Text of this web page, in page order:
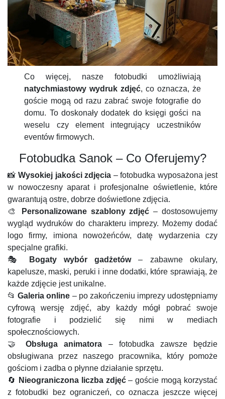
Co więcej, nasze fotobudki umożliwiają
natychmiastowy wydruk zdjęć, co oznacza, że
goście mogą od razu zabrać swoje fotografie do
domu. To doskonały dodatek do księgi gości na
weselu czy element integrujący uczestników
eventów firmowych.
Fotobudka Sanok – Co Oferujemy?
📸 Wysokiej jakości zdjęcia – fotobudka wyposażona jest
w nowoczesny aparat i profesjonalne oświetlenie, które
gwarantują ostre, dobrze doświetlone zdjęcia.
🎨
Personalizowane szablony zdjęć – dostosowujemy
wygląd wydruków do charakteru imprezy. Możemy dodać
logo firmy, imiona nowożeńców, datę wydarzenia czy
specjalne grafiki.
🎭
Bogaty wybór gadżetów– zabawne okulary,
kapelusze, maski, peruki i inne dodatki, które sprawiają, że
każde zdjęcie jest unikalne.
📂Galeria online – po zakończeniu imprezy udostępniamy
cyfrową wersję zdjęć, aby każdy mógł pobrać swoje
fotografie i podzielić się nimi w mediach
społecznościowych.
🤝Obsługa animatora – fotobudka zawsze będzie
obsługiwana przez naszego pracownika, który pomoże
gościom i zadba o płynne działanie sprzętu.
🔄
Nieograniczona liczba zdjęć– goście mogą korzystać
z fotobudki bez ograniczeń, co oznacza jeszcze więcej